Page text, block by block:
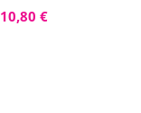
10,80 €